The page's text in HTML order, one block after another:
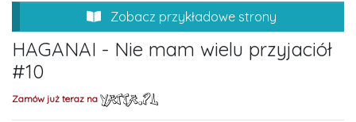
Zobacz przykładowe strony
HAGANAI - Nie mam wielu przyjaciół
#10
Zamów już teraz na